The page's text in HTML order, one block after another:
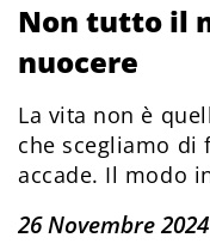
Non tutto il
nuocere
La vita non è
che scegliamo di
accade. Il modo
26 Novembre 2024